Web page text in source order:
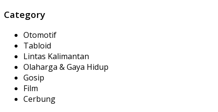
Category
Otomotif
Tabloid
Lintas Kalimantan
Olaharga & Gaya Hidup
Gosip
Film
Cerbung